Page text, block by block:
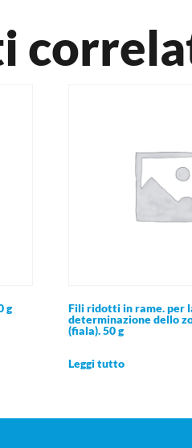
g
Fili ridotti in rame. per
determinazione dello
(fiala). 50 g
Leggi tutto